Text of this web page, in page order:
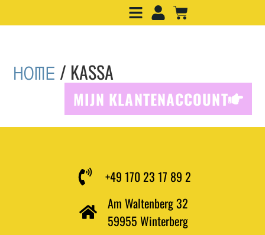
HOME / KASSA
MIJN KLANTENACCOUNT
+49 170 23 17 89 2
Am Waltenberg 32
59955 Winterberg